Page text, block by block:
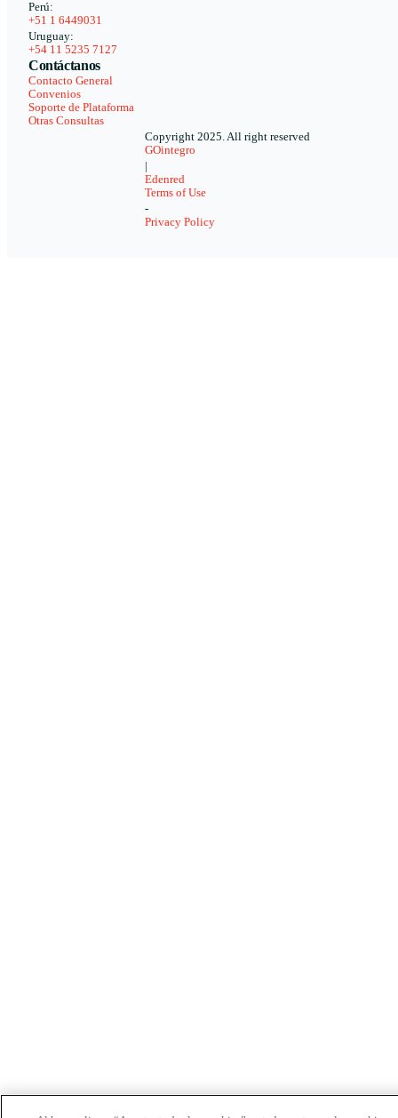
Perú:
+51 1 6449031
Uruguay:
+54 11 5235 7127
Contáctanos
Contacto General
Convenios
Soporte de Plataforma
Otras Consultas
Copyright 2025. All right reserved
GOintegro
Edenred
Terms of Use
-
Privacy Policy